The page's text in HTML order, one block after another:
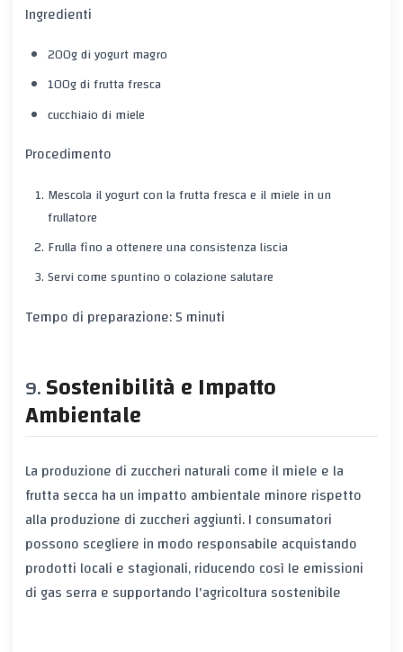
Ingredienti
200g di yogurt magro
100g di frutta fresca
cucchiaio di miele
Procedimento
Mescola il yogurt con la frutta fresca e il miele in un
frullatore
Frulla fino a ottenere una consistenza liscia
Servi come spuntino o colazione salutare
Tempo di preparazione: 5 minuti
Sostenibilità e Impatto
Ambientale
La produzione di zuccheri naturali come il miele e la
frutta secca ha un impatto ambientale minore rispetto
alla produzione di zuccheri aggiunti. I consumatori
possono scegliere in modo responsabile acquistando
prodotti locali e stagionali, riducendo così le emissioni
di gas serra e supportando l'agricoltura sostenibile